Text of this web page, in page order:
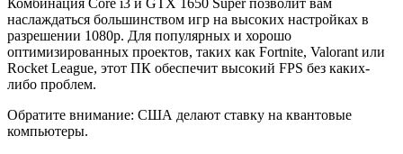
Комбинация Core i3 и GTX 1650 Super позволит вам
наслаждаться большинством игр на высоких настройках в
разрешении 1080p. Для популярных и хорошо
оптимизированных проектов, таких как Fortnite, Valorant или
Rocket League, этот ПК обеспечит высокий FPS без каких-
либо проблем.
Обратите внимание: США делают ставку на квантовые
компьютеры.